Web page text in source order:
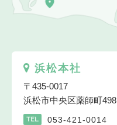
浜松本社
〒435-0017
浜松市中央区薬師町498
TEL 053-421-0014